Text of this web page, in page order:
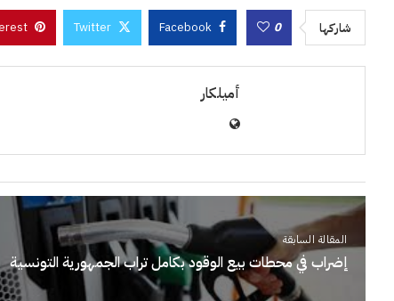
شاركها 0
Facebook
Twitter
أميلكار
المقالة السابقة
إضراب في محطات بيع الوقود بكامل تراب الجمهورية التونسية